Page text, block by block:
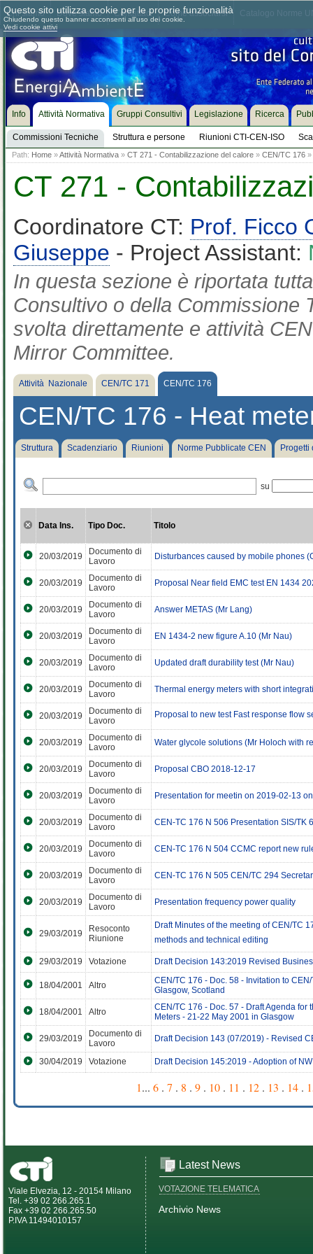
Chi siamo Dove siamo Contattaci Come associarsi
Info Attività Normativa
Commissioni Tecniche Struttura e persone Riunioni CTI-CEN-ISO
Gruppi Consultivi Legislazione Ricerca
Path: Home »Attività Normativa » CT 271 - Contabilizzazione del calore » CEN/TC 176 »
CT 271 -
Coordinatore CT: Prof. Ficco
Giuseppe - Project Assistant:
In questa sezione è riportata
Consultivo o della Commissione
svolta direttamente e attività
Mirror Committee.
Attività Nazionale CEN/TC 171 CEN/TC 176
CEN/TC 176 - Heat
Struttura Scadenziario Riunioni Norme Pubblicate CEN Progetti
su
Data Ins. Tipo Doc. Titolo
20/03/2019
Documento di
Lavoro
Disturbances caused by mobile phones
20/03/2019
Documento di
Lavoro
Proposal Near field EMC test EN 1434
20/03/2019
Documento di
Lavoro
Answer METAS (Mr Lang)
20/03/2019
Documento di
Lavoro
EN 1434-2 new figure A.10 (Mr Nau)
20/03/2019
Documento di
Lavoro
Updated draft durability test (Mr Nau)
20/03/2019
Documento di
Lavoro
Thermal energy meters with short
20/03/2019
Documento di
Lavoro
Proposal to new test Fast response flow
20/03/2019
Documento di
Lavoro
Water glycole solutions (Mr Holoch with
20/03/2019
Documento di
Lavoro
Proposal CBO 2018-12-17
20/03/2019
Documento di
Lavoro
Presentation for meetin on 2019-02-13
20/03/2019
Documento di
Lavoro
CEN-TC 176 N 506 Presentation SIS/TK
20/03/2019
Documento di
Lavoro
CEN-TC 176 N 504 CCMC report new
20/03/2019
Documento di
Lavoro
CEN-TC 176 N 505 CEN/TC 294
20/03/2019
Documento di
Lavoro
Presentation frequency power quality
29/03/2019
Resoconto
Riunione
Draft Minutes of the meeting of CEN/TC
methods and technical editing
29/03/2019 Votazione Draft Decision 143:2019 Revised
18/04/2001 Altro
CEN/TC 176 - Doc. 58 - Invitation to
Glasgow, Scotland
18/04/2001 Altro
CEN/TC 176 - Doc. 57 - Draft Agenda for
Meters - 21-22 May 2001 in Glasgow
29/03/2019
Documento di
Lavoro
Draft Decision 143 (07/2019) - Revised
30/04/2019 Votazione Draft Decision 145:2019 - Adoption of
1... 6 . 7 . 8 . 9 . 10 . 11 . 12 . 13 . 14 .
Viale Elvezia, 12 - 20154 Milano
Tel. +39 02 266.265.1
Fax +39 02 266.265.50
P.IVA 11494010157
Latest News
VOTAZIONE TELEMATICA
Archivio News
Questo sito utilizza cookie per le proprie funzionalità
Chiudendo questo banner acconsenti all'uso dei cookie.
Vedi cookie attivi